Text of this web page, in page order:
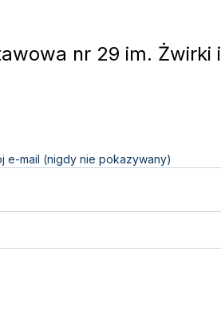
nr 29 im. Żwirki i
e-mail (nigdy nie pokazywany)